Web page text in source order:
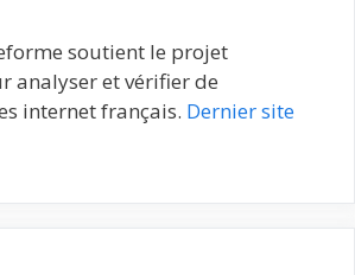
soutient le projet
analyser et vérifier de
internet français. Dernier site